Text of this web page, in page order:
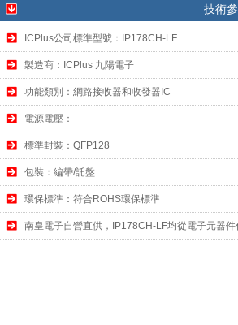
技術
ICPlus公司標準型號：IP178CH-LF
製造商：ICPlus 九陽電子
功能類別：網路接收器和收發器IC
電源電壓：
標準封裝：QFP128
包裝：編帶/託盤
環保標準：符合ROHS環保標準
南皇電子自營直供，IP178CH-LF均從電子元器件